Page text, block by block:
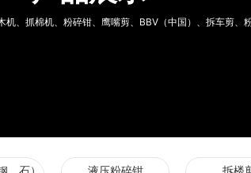
机、抓棉机、粉碎钳、鹰嘴剪、BBV（中国）、拆车剪、